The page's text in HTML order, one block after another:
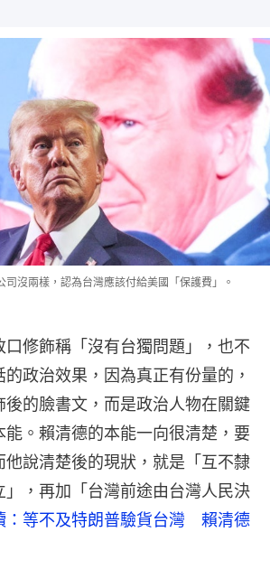
沒兩樣，認為台灣應該付給美國「保護費」。
修飾稱「沒有台獨問題」，也不
政治效果，因為真正有份量的，
後的臉書文，而是政治人物在關鍵
能。賴清德的本能一向很清楚，要
他說清楚後的現狀，就是「互不隸
」，再加「台灣前途由台灣人民決
：等不及特朗普驗貨台灣　賴清德